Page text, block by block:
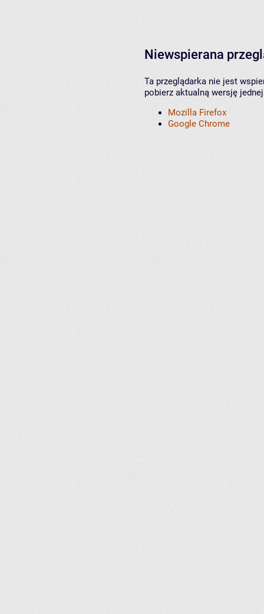
Niewspierana
Ta przeglądarka nie jest
pobierz aktualną wersję
Mozilla Firefox
Google Chrome